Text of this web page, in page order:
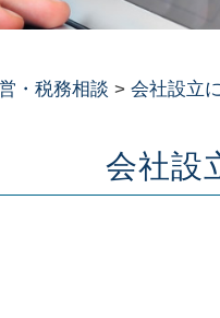
・税務相談 > 会社設立
会社設